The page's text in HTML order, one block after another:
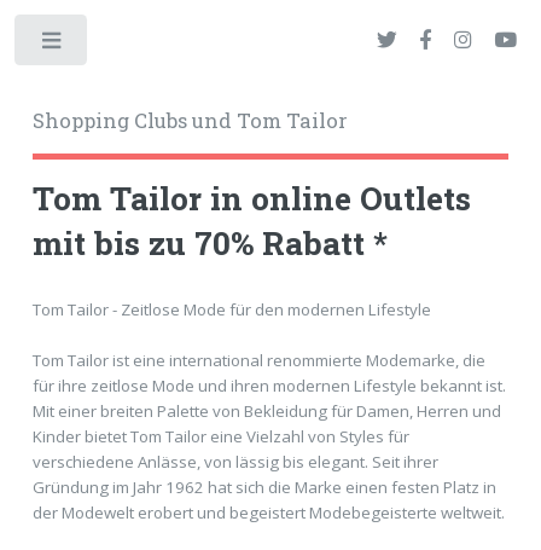
Shopping Clubs und Tom Tailor
Tom Tailor in online Outlets
mit bis zu 70% Rabatt *
Tom Tailor - Zeitlose Mode für den modernen Lifestyle
Tom Tailor ist eine international renommierte Modemarke, die
für ihre zeitlose Mode und ihren modernen Lifestyle bekannt ist.
Mit einer breiten Palette von Bekleidung für Damen, Herren und
Kinder bietet Tom Tailor eine Vielzahl von Styles für
verschiedene Anlässe, von lässig bis elegant. Seit ihrer
Gründung im Jahr 1962 hat sich die Marke einen festen Platz in
der Modewelt erobert und begeistert Modebegeisterte weltweit.